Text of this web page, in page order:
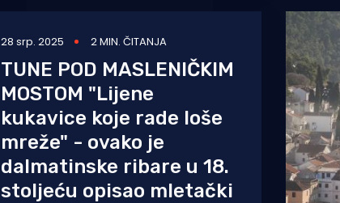
28 srp. 2025 2 MIN. ČITANJA
TUNE POD MASLENIČKIM
MOSTOM "Lijene
kukavice koje rade loše
mreže" - ovako je
dalmatinske ribare u 18.
stoljeću opisao mletački